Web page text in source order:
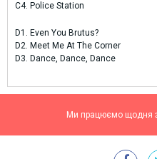
C4. Police Station
D1. Even You Brutus?
D2. Meet Me At The Corner
D3. Dance, Dance, Dance
Ми працюємо щодня